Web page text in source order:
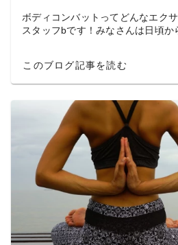
ボディコンバットってどんなエク
スタッフbです！みなさんは日頃か
このブログ記事を読む